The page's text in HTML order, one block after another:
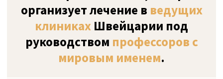
Как мы отбираем результаты